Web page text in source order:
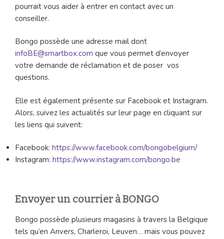
pourrait vous aider à entrer en contact avec un
conseiller.
Bongo possède une adresse mail dont
infoBE@smartbox.com que vous permet d’envoyer
votre demande de réclamation et de poser vos
questions.
Elle est également présente sur Facebook et Instagram.
Alors, suivez les actualités sur leur page en cliquant sur
les liens qui suivent:
Facebook: https://www.facebook.com/bongobelgium/
Instagram: https://www.instagram.com/bongo.be
Envoyer un courrier à BONGO
Bongo possède plusieurs magasins à travers la Belgique
tels qu’en Anvers, Charleroi, Leuven… mais vous pouvez